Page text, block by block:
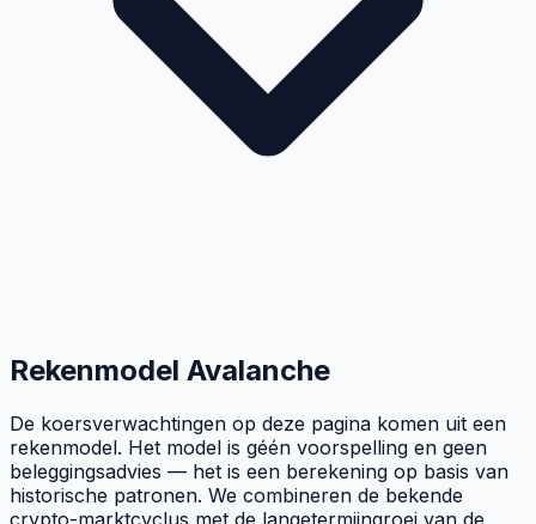
Rekenmodel Avalanche
De koersverwachtingen op deze pagina komen uit een
rekenmodel. Het model is géén voorspelling en geen
beleggingsadvies — het is een berekening op basis van
historische patronen. We combineren de bekende